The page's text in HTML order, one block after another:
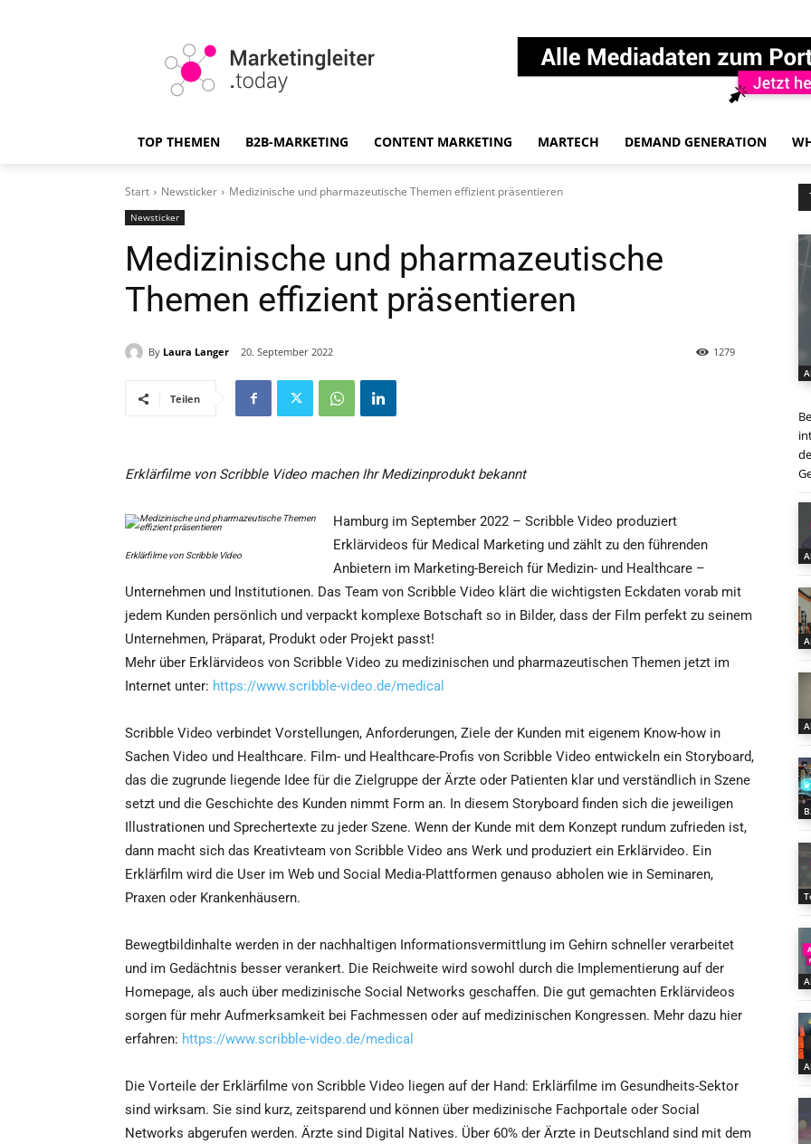
TOP THEMEN B2B-MARKETING CONTENT MARKETING MARTECH DEMAND GENERATION
Start Newsticker Medizinische und pharmazeutische Themen effizient präsentieren
Newsticker
Medizinische und pharmazeutische
Themen effizient präsentieren
By Laura Langer 20. September 2022 1279
Teilen
Erklärfilme von Scribble Video machen Ihr Medizinprodukt bekannt
Erklärfilme von Scribble Video
Hamburg im September 2022 – Scribble Video produziert
Erklärvideos für Medical Marketing und zählt zu den führenden
Anbietern im Marketing-Bereich für Medizin- und Healthcare –
Unternehmen und Institutionen. Das Team von Scribble Video klärt die wichtigsten Eckdaten vorab mit
jedem Kunden persönlich und verpackt komplexe Botschaft so in Bilder, dass der Film perfekt zu seinem
Unternehmen, Präparat, Produkt oder Projekt passt!
Mehr über Erklärvideos von Scribble Video zu medizinischen und pharmazeutischen Themen jetzt im
Internet unter: https://www.scribble-video.de/medical
Scribble Video verbindet Vorstellungen, Anforderungen, Ziele der Kunden mit eigenem Know-how in
Sachen Video und Healthcare. Film- und Healthcare-Profis von Scribble Video entwickeln ein Storyboard,
das die zugrunde liegende Idee für die Zielgruppe der Ärzte oder Patienten klar und verständlich in Szene
setzt und die Geschichte des Kunden nimmt Form an. In diesem Storyboard finden sich die jeweiligen
Illustrationen und Sprechertexte zu jeder Szene. Wenn der Kunde mit dem Konzept rundum zufrieden ist,
dann macht sich das Kreativteam von Scribble Video ans Werk und produziert ein Erklärvideo. Ein
Erklärfilm wird die User im Web und Social Media-Plattformen genauso abholen wie in Seminaren,
Praxen oder Krankenhäusern.
Bewegtbildinhalte werden in der nachhaltigen Informationsvermittlung im Gehirn schneller verarbeitet
und im Gedächtnis besser verankert. Die Reichweite wird sowohl durch die Implementierung auf der
Homepage, als auch über medizinische Social Networks geschaffen. Die gut gemachten Erklärvideos
sorgen für mehr Aufmerksamkeit bei Fachmessen oder auf medizinischen Kongressen. Mehr dazu hier
erfahren: https://www.scribble-video.de/medical
Die Vorteile der Erklärfilme von Scribble Video liegen auf der Hand: Erklärfilme im Gesundheits-Sektor
sind wirksam. Sie sind kurz, zeitsparend und können über medizinische Fachportale oder Social
Networks abgerufen werden. Ärzte sind Digital Natives. Über 60% der Ärzte in Deutschland sind mit dem